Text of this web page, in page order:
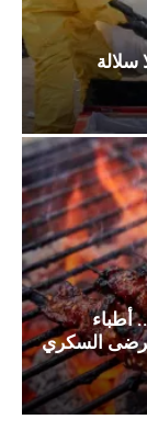
سلالة
أطباء
السكري